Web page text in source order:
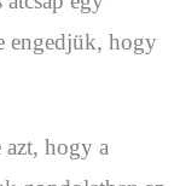
engedjük, hogy
hogy a